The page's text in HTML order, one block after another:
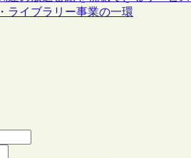
ライブラリー事業の一環